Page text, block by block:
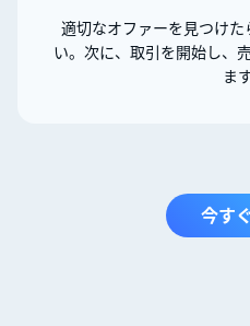
適切なオファーを見つけ
い。次に、取引を開始し、
ま
今す